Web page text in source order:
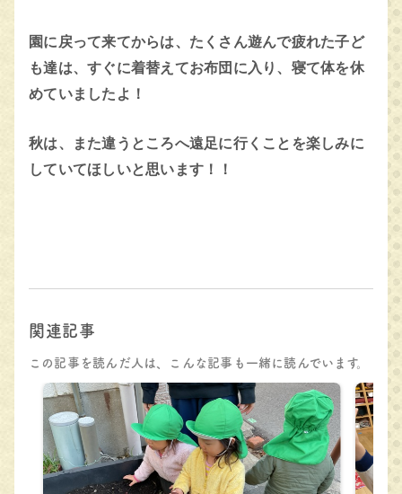
園に戻って来てからは、たくさん遊んで疲れた子ど
も達は、すぐに着替えてお布団に入り、寝て体を休
めていましたよ！
秋は、また違うところへ遠足に行くことを楽しみに
していてほしいと思います！！
関連記事
この記事を読んだ人は、こんな記事も一緒に読んでいます。